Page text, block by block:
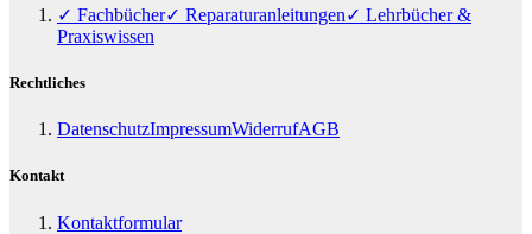
✓ Fachbücher✓ Reparaturanleitungen✓ Lehrbücher &
Praxiswissen
Rechtliches
DatenschutzImpressumWiderrufAGB
Kontakt
Kontaktformular